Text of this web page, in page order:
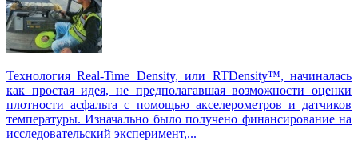
Технология Real-Time Density, или RTDensity™, начиналась
как простая идея, не предполагавшая возможности оценки
плотности асфальта с помощью акселерометров и датчиков
температуры. Изначально было получено финансирование на
исследовательский эксперимент,...